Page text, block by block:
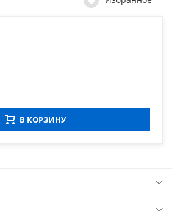
В КОРЗИНУ